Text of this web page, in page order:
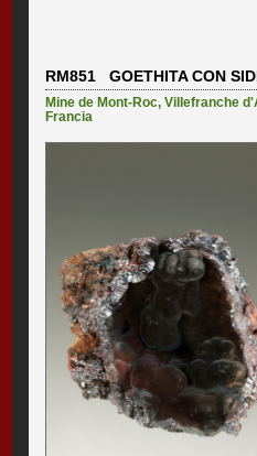
RM851 GOETHITA CON
Mine de Mont-Roc,Villefranche
Francia